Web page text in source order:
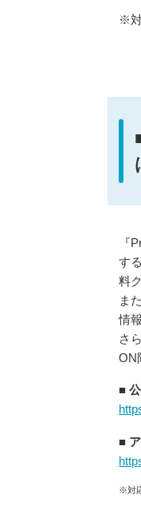
※
『
す
料
ま
情
さ
ON
■
■
※対